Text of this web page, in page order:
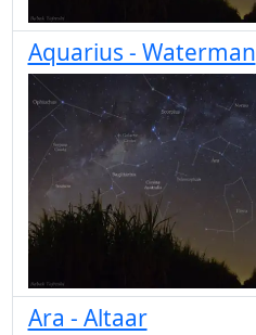
Aquarius - Waterman
Ara - Altaar